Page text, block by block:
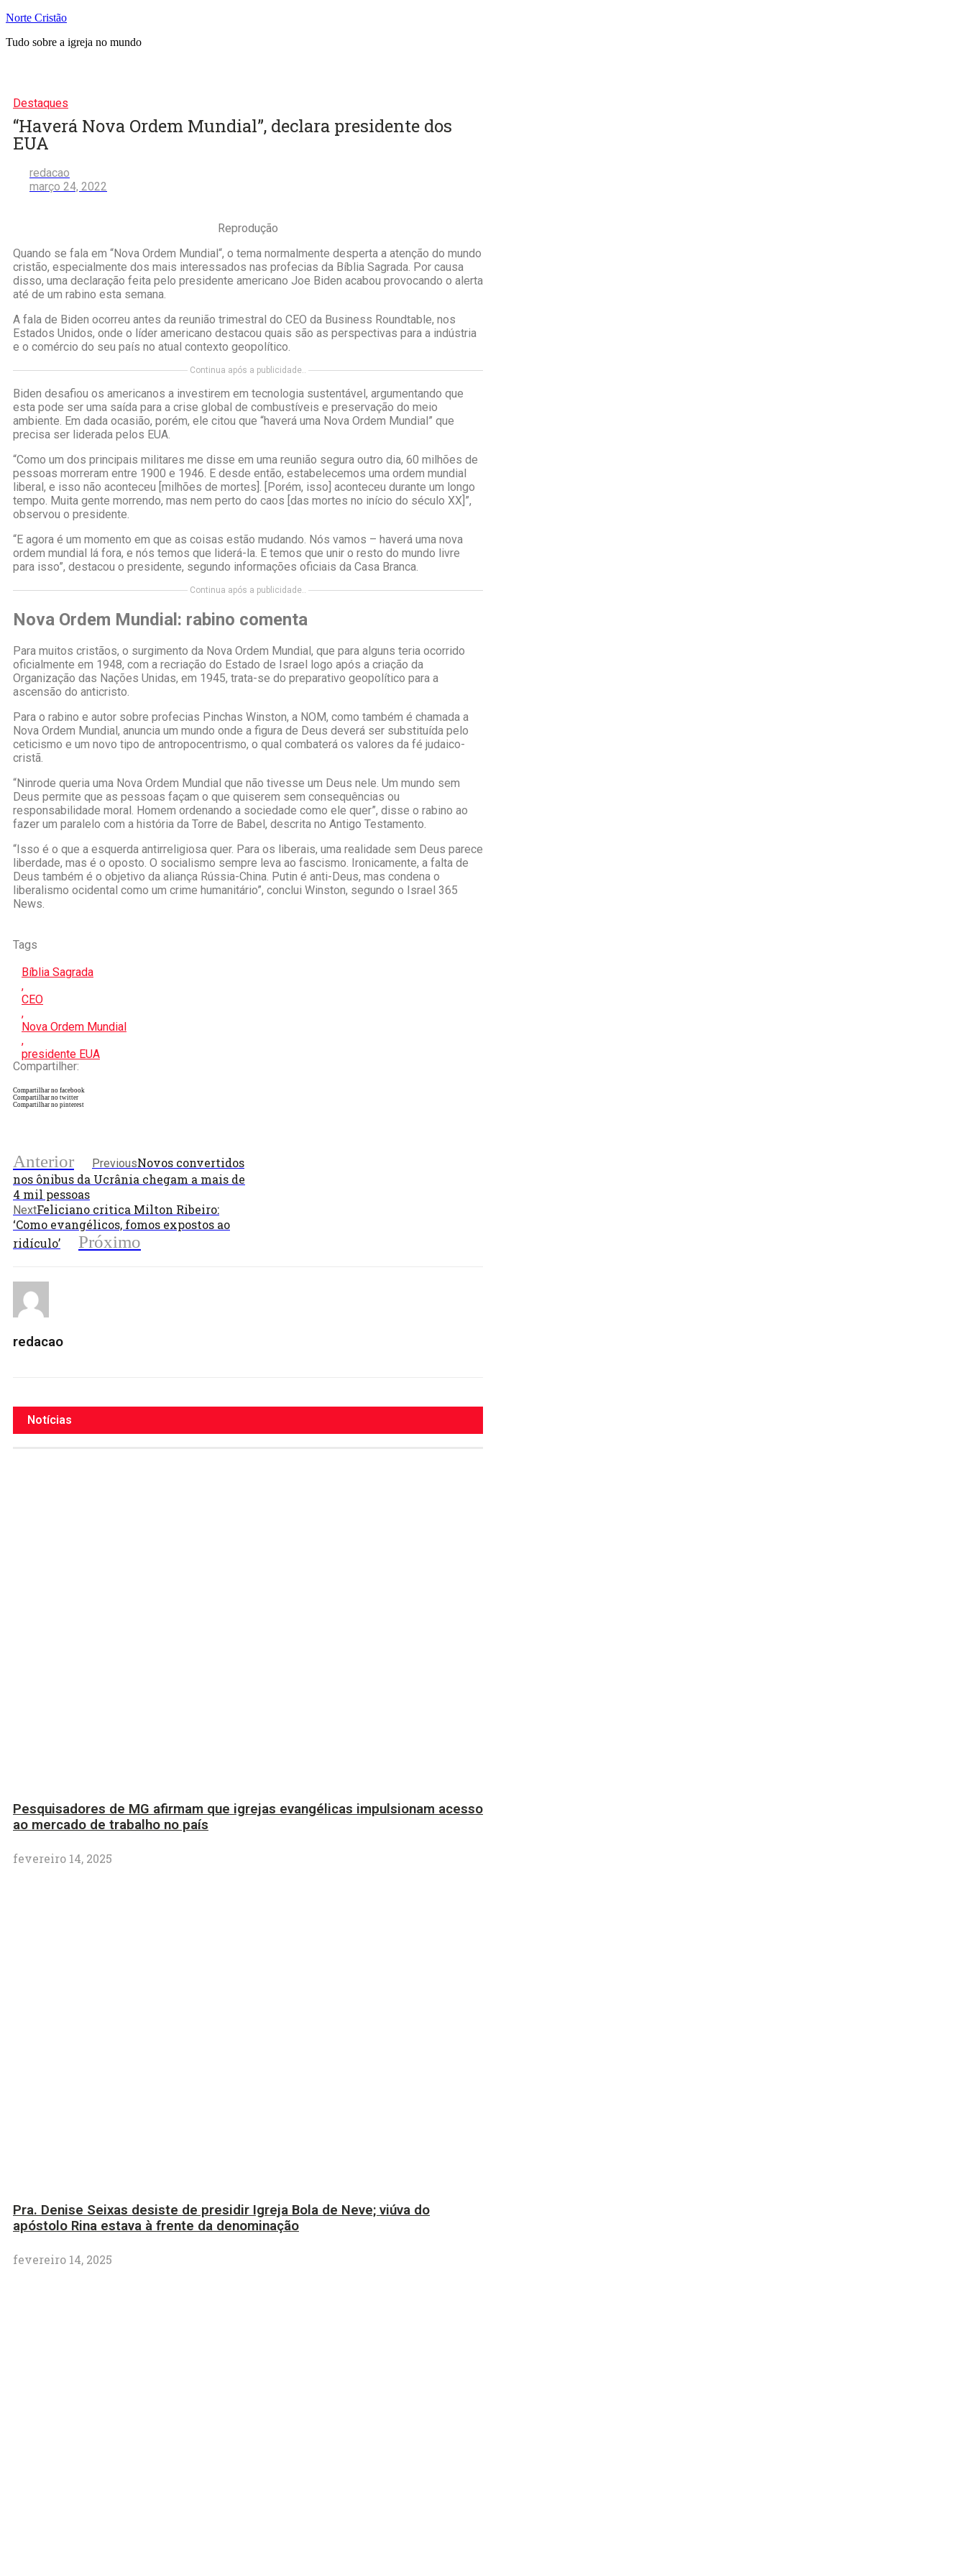
Pular
o
Norte Cristão
Tudo sobre a igreja no mundo
Destaques
“Haverá Nova Ordem Mundial”, declara presidente dos
EUA
redacao
março 24, 2022
Reprodução
Quando se fala em “Nova Ordem Mundial“, o tema normalmente desperta a atenção do mundo
cristão, especialmente dos mais interessados nas profecias da Bíblia Sagrada. Por causa
disso, uma declaração feita pelo presidente americano Joe Biden acabou provocando o alerta
até de um rabino esta semana.
A fala de Biden ocorreu antes da reunião trimestral do CEO da Business Roundtable, nos
Estados Unidos, onde o líder americano destacou quais são as perspectivas para a indústria
e o comércio do seu país no atual contexto geopolítico.
Continua após a publicidade..
Biden desafiou os americanos a investirem em tecnologia sustentável, argumentando que
esta pode ser uma saída para a crise global de combustíveis e preservação do meio
ambiente. Em dada ocasião, porém, ele citou que “haverá uma Nova Ordem Mundial” que
precisa ser liderada pelos EUA.
“Como um dos principais militares me disse em uma reunião segura outro dia, 60 milhões de
pessoas morreram entre 1900 e 1946. E desde então, estabelecemos uma ordem mundial
liberal, e isso não aconteceu [milhões de mortes]. [Porém, isso] aconteceu durante um longo
tempo. Muita gente morrendo, mas nem perto do caos [das mortes no início do século XX]”,
observou o presidente.
“E agora é um momento em que as coisas estão mudando. Nós vamos – haverá uma nova
ordem mundial lá fora, e nós temos que liderá-la. E temos que unir o resto do mundo livre
para isso”, destacou o presidente, segundo informações oficiais da Casa Branca.
Continua após a publicidade..
Nova Ordem Mundial: rabino comenta
Para muitos cristãos, o surgimento da Nova Ordem Mundial, que para alguns teria ocorrido
oficialmente em 1948, com a recriação do Estado de Israel logo após a criação da
Organização das Nações Unidas, em 1945, trata-se do preparativo geopolítico para a
ascensão do anticristo.
Para o rabino e autor sobre profecias Pinchas Winston, a NOM, como também é chamada a
Nova Ordem Mundial, anuncia um mundo onde a figura de Deus deverá ser substituída pelo
ceticismo e um novo tipo de antropocentrismo, o qual combaterá os valores da fé judaico-
cristã.
“Ninrode queria uma Nova Ordem Mundial que não tivesse um Deus nele. Um mundo sem
Deus permite que as pessoas façam o que quiserem sem consequências ou
responsabilidade moral. Homem ordenando a sociedade como ele quer”, disse o rabino ao
fazer um paralelo com a história da Torre de Babel, descrita no Antigo Testamento.
“Isso é o que a esquerda antirreligiosa quer. Para os liberais, uma realidade sem Deus parece
liberdade, mas é o oposto. O socialismo sempre leva ao fascismo. Ironicamente, a falta de
Deus também é o objetivo da aliança Rússia-China. Putin é anti-Deus, mas condena o
liberalismo ocidental como um crime humanitário”, conclui Winston, segundo o Israel 365
News.
Tags
Bíblia Sagrada
,
CEO
,
Nova Ordem Mundial
,
presidente EUA
Compartilher:
Compartilhar no facebook
Compartilhar no twitter
Compartilhar no pinterest
Anterior PreviousNovos convertidos
nos ônibus da Ucrânia chegam a mais de
4 mil pessoas
NextFeliciano critica Milton Ribeiro:
‘Como evangélicos, fomos expostos ao
ridículo’
Próximo
redacao
Notícias
Pesquisadores de MG afirmam que igrejas evangélicas impulsionam acesso
ao mercado de trabalho no país
fevereiro 14, 2025
Pra. Denise Seixas desiste de presidir Igreja Bola de Neve; viúva do
apóstolo Rina estava à frente da denominação
fevereiro 14, 2025